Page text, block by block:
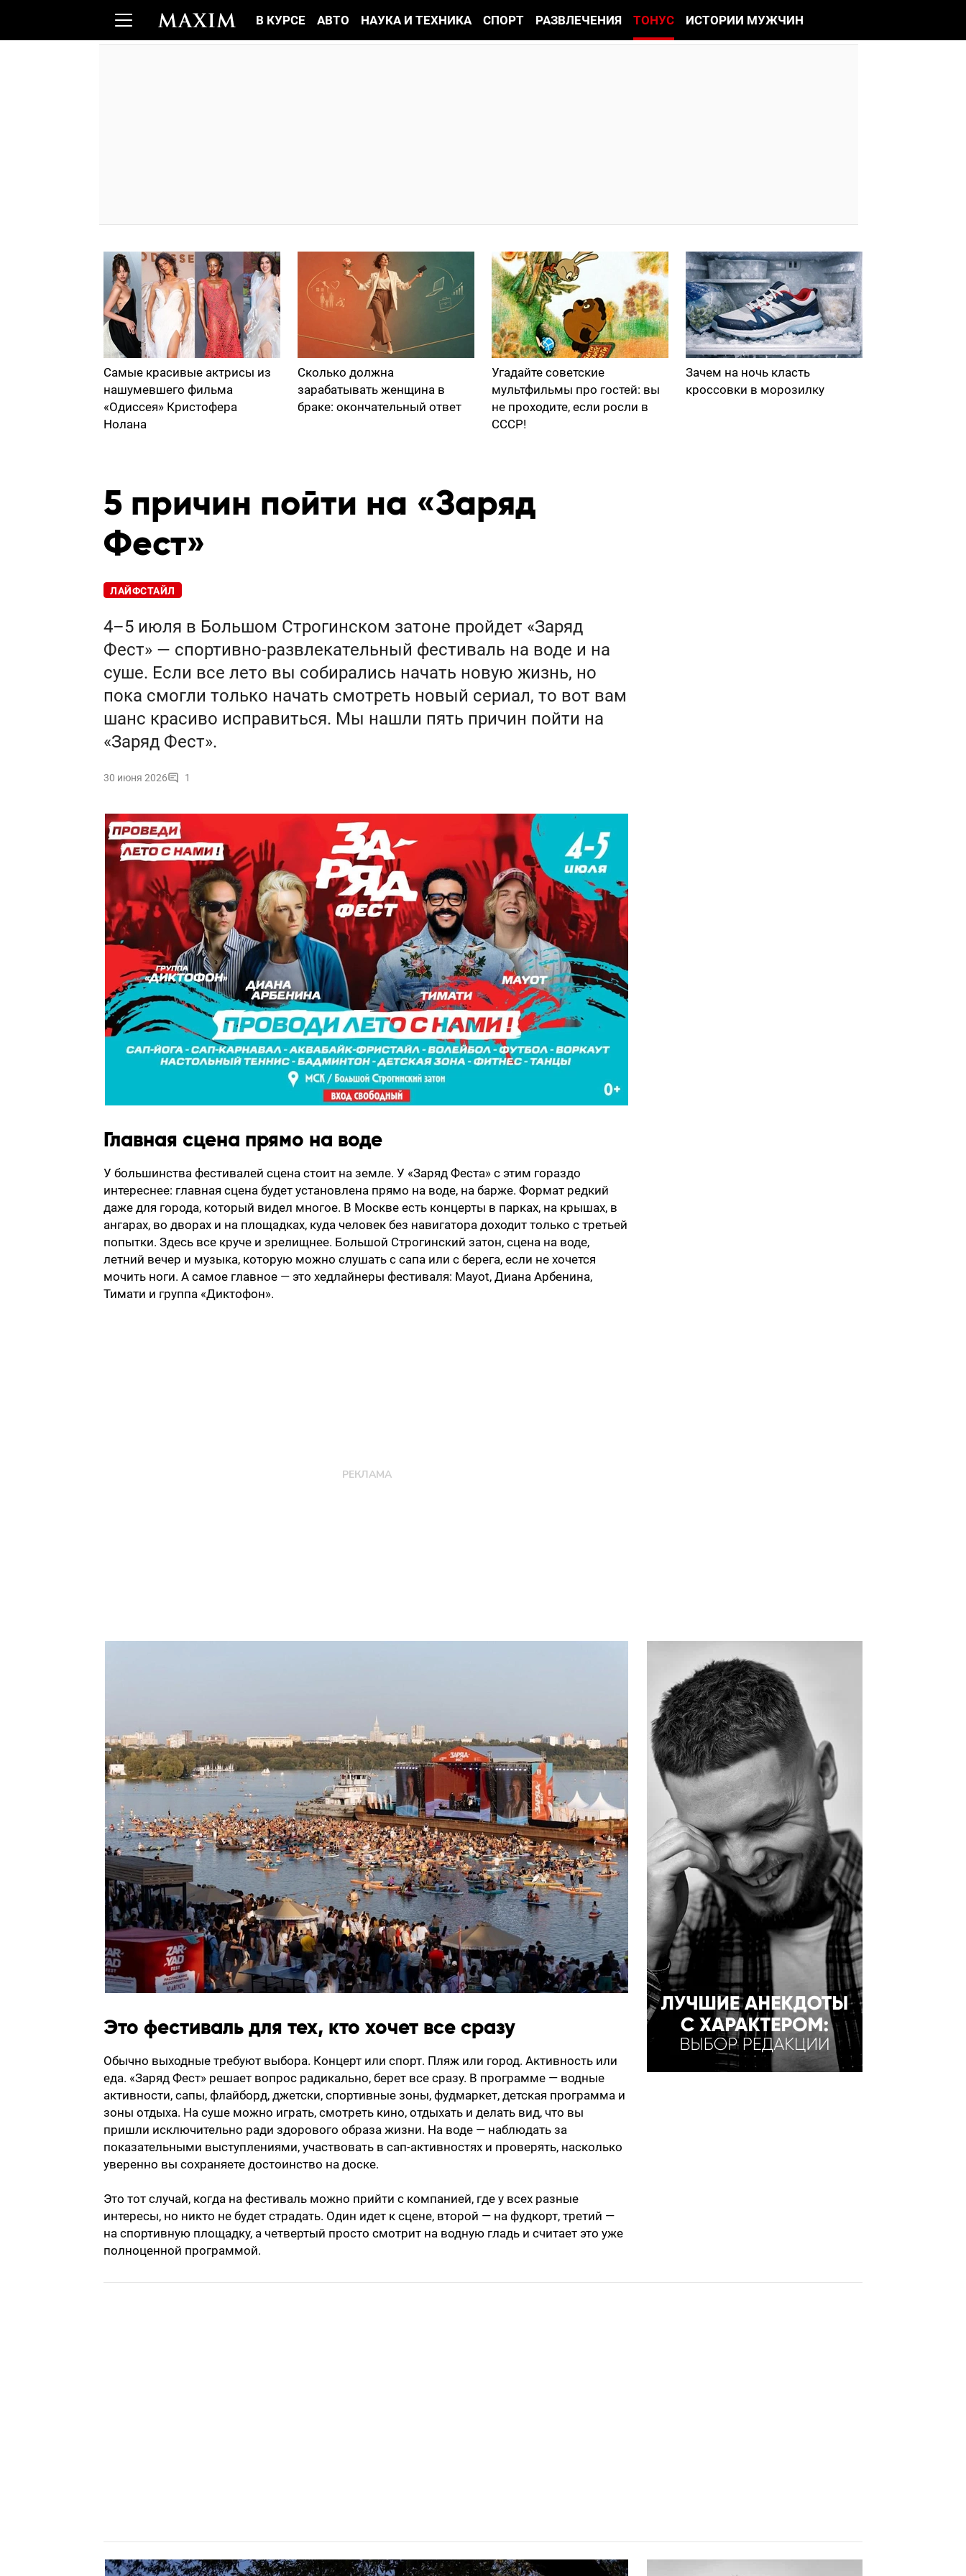
В КУРСЕ АВТО НАУКА И ТЕХНИКА СПОРТ РАЗВЛЕЧЕНИЯ ТОНУС ИСТОРИИ МУЖЧИН
Самые красивые актрисы из
нашумевшего фильма
«Одиссея» Кристофера
Нолана
Сколько должна
зарабатывать женщина в
браке: окончательный ответ
Угадайте советские
мультфильмы про гостей: вы
не проходите, если росли в
СССР!
Зачем на ночь класть
кроссовки в морозилку
5 причин пойти на «Заряд
Фест»
ЛАЙФСТАЙЛ
4–5 июля в Большом Строгинском затоне пройдет «Заряд
Фест» — спортивно-развлекательный фестиваль на воде и на
суше. Если все лето вы собирались начать новую жизнь, но
пока смогли только начать смотреть новый сериал, то вот вам
шанс красиво исправиться. Мы нашли пять причин пойти на
«Заряд Фест».
30 июня 2026 1
Главная сцена прямо на воде
У большинства фестивалей сцена стоит на земле. У «Заряд Феста» с этим гораздо
интереснее: главная сцена будет установлена прямо на воде, на барже. Формат редкий
даже для города, который видел многое. В Москве есть концерты в парках, на крышах, в
ангарах, во дворах и на площадках, куда человек без навигатора доходит только с третьей
попытки. Здесь все круче и зрелищнее. Большой Строгинский затон, сцена на воде,
летний вечер и музыка, которую можно слушать с сапа или с берега, если не хочется
мочить ноги. А самое главное — это хедлайнеры фестиваля: Mayot, Диана Арбенина,
Тимати и группа «Диктофон».
Это фестиваль для тех, кто хочет все сразу
Обычно выходные требуют выбора. Концерт или спорт. Пляж или город. Активность или
еда. «Заряд Фест» решает вопрос радикально, берет все сразу. В программе — водные
активности, сапы, флайборд, джетски, спортивные зоны, фудмаркет, детская программа и
зоны отдыха. На суше можно играть, смотреть кино, отдыхать и делать вид, что вы
пришли исключительно ради здорового образа жизни. На воде — наблюдать за
показательными выступлениями, участвовать в сап-активностях и проверять, насколько
уверенно вы сохраняете достоинство на доске.
Это тот случай, когда на фестиваль можно прийти с компанией, где у всех разные
интересы, но никто не будет страдать. Один идет к сцене, второй — на фудкорт, третий —
на спортивную площадку, а четвертый просто смотрит на водную гладь и считает это уже
полноценной программой.